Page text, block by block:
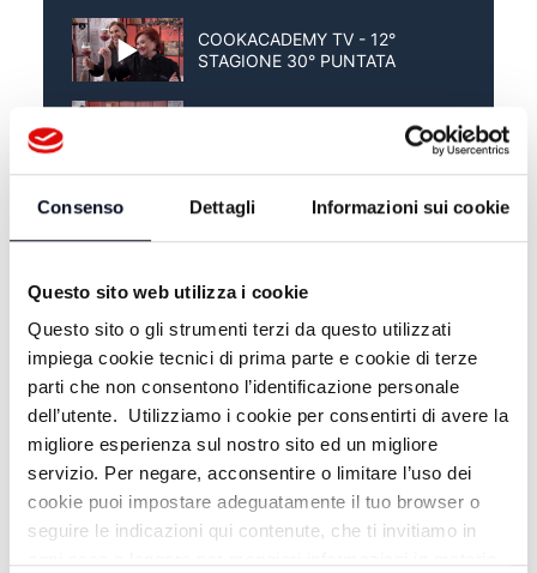
Consenso Dettagli Informazioni sui cookie
Questo sito web utilizza i cookie
Questo sito o gli strumenti terzi da questo utilizzati
impiega cookie tecnici di prima parte e cookie di terze
parti che non consentono l’identificazione personale
dell’utente. Utilizziamo i cookie per consentirti di avere la
migliore esperienza sul nostro sito ed un migliore
servizio. Per negare, acconsentire o limitare l’uso dei
cookie puoi impostare adeguatamente il tuo browser o
seguire le indicazioni qui contenute, che ti invitiamo in
COOKACADEMY TV - 12°
STAGIONE 30° PUNTATA
COOKACADEMY TV - 12°
STAGIONE 28° PUNTATA